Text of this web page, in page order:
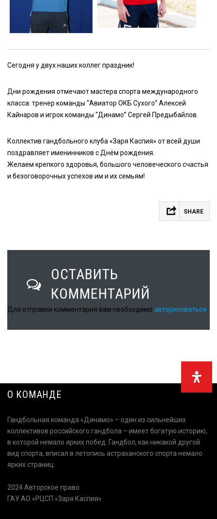
Сегодня у двух наших коллег праздник!
Дни рождения отмечают мастера спорта международного
класса: тренер команды “Авиатор ОКБ Сухого” Алексей
Кайнаров и игрок команды “Динамо” Сергей Предыбайлов.
Коллектив гандбольного клуба «Заря Каспия» от всей души
поздравляет именинников с Днём рождения.
Желаем крепкого здоровья, большого человеческого счастья
и безоговорочных успехов им и их семьям!
SHARE
VK
WhatsApp
SHARE
ОСТАВИТЬ
КОММЕНТАРИЙ
Для отправки комментария вам необходимо авторизоваться
О КОМАНДЕ
Гандбольная команда «Динамо» – один из сильнейших
коллективов российского гандбола – имеет богатую историю,
в которой немало ярких побед. Гандбол, как никакой другой
вид спорта, вписал в летопись астраханского спорта немало
ярких страниц.
2024 Авторское право
ГАУ АО «РЦСП «Заря Каспия»